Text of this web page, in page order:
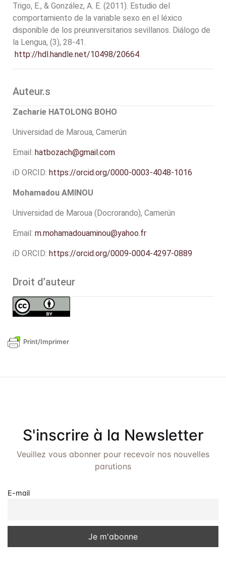
Trigo, E., & González, A. E. (2011). Estudio del
comportamiento de la variable sexo en el léxico
disponible de los preuniversitarios sevillanos. Diálogo de
la Lengua, (3), 28-41.
http://hdl.handle.net/10498/20664.
Auteur.s
Zacharie HATOLONG BOHO
Universidad de Maroua, Camerún
Email: hatbozach@gmail.com
iD ORCID: https://orcid.org/0000-0003-4048-1016
Mohamadou AMINOU
Universidad de Maroua (Docrorando), Camerún
Email: m.mohamadouaminou@yahoo.fr
iD ORCID: https://orcid.org/0009-0004-4297-0889
Droit d’auteur
Print/Imprimer
S'inscrire à la Newsletter
Veuillez vous abonner pour recevoir nos nouvelles
parutions
E-mail